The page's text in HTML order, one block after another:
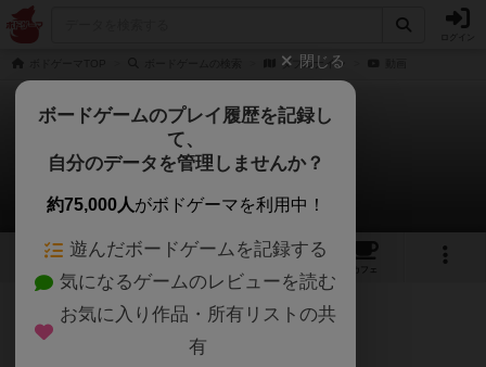
ダブルナイン
ダブルナイン
0件の動画
16 6
カフェ
ダブルナインのトップに戻る
閉じる
ボードゲームのプレイ履歴を記録し
て、
自分のデータを管理しませんか？
約75,000人がボドゲーマを利用中！
遊んだボードゲームを記録する
気になるゲームのレビューを読む
お気に入り作品・所有リストの共
有